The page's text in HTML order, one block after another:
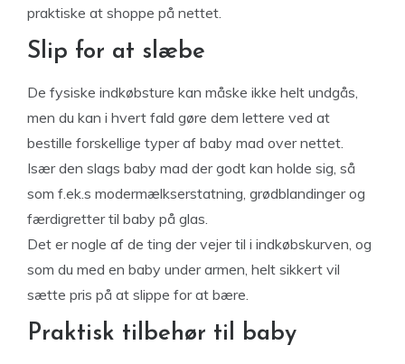
praktiske at shoppe på nettet.
Slip for at slæbe
De fysiske indkøbsture kan måske ikke helt undgås,
men du kan i hvert fald gøre dem lettere ved at
bestille forskellige typer af baby mad over nettet.
Især den slags baby mad der godt kan holde sig, så
som f.ek.s modermælkserstatning, grødblandinger og
færdigretter til baby på glas.
Det er nogle af de ting der vejer til i indkøbskurven, og
som du med en baby under armen, helt sikkert vil
sætte pris på at slippe for at bære.
Praktisk tilbehør til baby